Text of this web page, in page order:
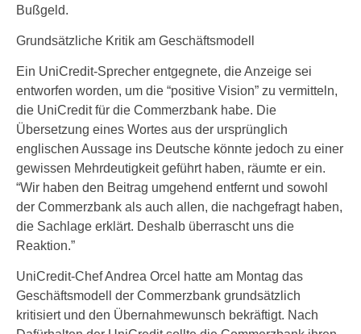
Bußgeld.
Grundsätzliche Kritik am Geschäftsmodell
Ein UniCredit-Sprecher entgegnete, die Anzeige sei
entworfen worden, um die “positive Vision” zu vermitteln,
die UniCredit für die Commerzbank habe. Die
Übersetzung eines Wortes aus der ursprünglich
englischen Aussage ins Deutsche könnte jedoch zu einer
gewissen Mehrdeutigkeit geführt haben, räumte er ein.
“Wir haben den Beitrag umgehend entfernt und sowohl
der Commerzbank als auch allen, die nachgefragt haben,
die Sachlage erklärt. Deshalb überrascht uns die
Reaktion.”
UniCredit-Chef Andrea Orcel hatte am Montag das
Geschäftsmodell der Commerzbank grundsätzlich
kritisiert und den Übernahmewunsch bekräftigt. Nach